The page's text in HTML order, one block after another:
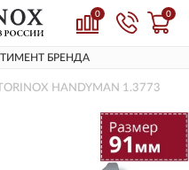
0 0
БРЕНДА
HANDYMAN 1.3773